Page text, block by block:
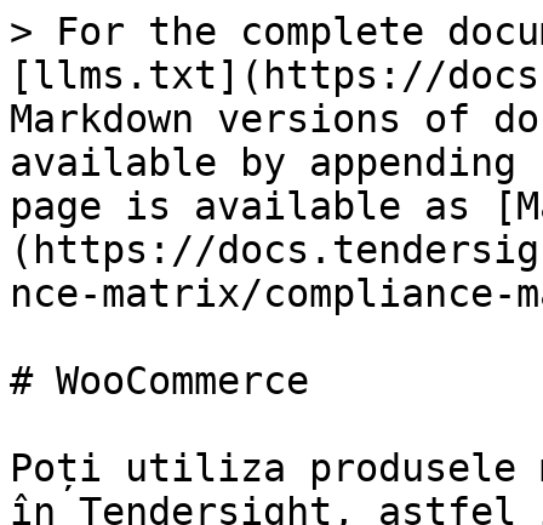
> For the complete
[llms.txt](https://
Markdown versions of
available by
page is available as
(https://
nce-matrix/compliance-
# WooCommerce
Poți utiliza produsele
în Tendersight,